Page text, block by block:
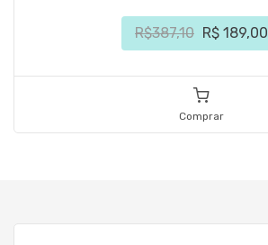
R$387,10 R$ 189,00
Comprar